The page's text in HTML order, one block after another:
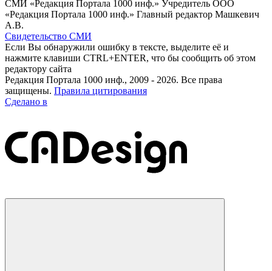
СМИ «Редакция Портала 1000 инф.» Учредитель ООО
«Редакция Портала 1000 инф.» Главный редактор Машкевич
А.В.
Свидетельство СМИ
Если Вы обнаружили ошибку в тексте, выделите её и
нажмите клавиши CTRL+ENTER, что бы сообщить об этом
редактору сайта
Редакция Портала 1000 инф., 2009 - 2026. Все права
защищены. Правила цитирования
Сделано в